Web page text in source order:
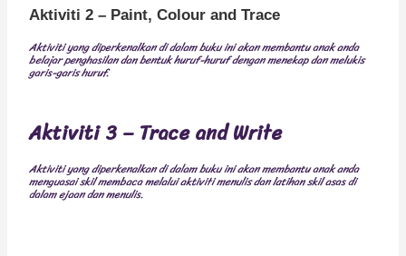
Aktiviti 2 – Paint, Colour and Trace
Aktiviti yang diperkenalkan di dalam buku ini akan membantu anak anda
belajar penghasilan dan bentuk huruf-huruf dengan menekap dan melukis
garis-garis huruf.
Aktiviti 3 –Trace and Write
Aktiviti yang diperkenalkan di dalam buku ini akan membantu anak anda
menguasai skil membaca melalui aktiviti menulis dan latihan skil asas di
dalam ejaan dan menulis.